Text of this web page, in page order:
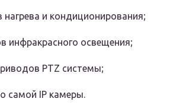
нагрева и кондиционирования;
инфракрасного освещения;
PTZ системы;
самой IP камеры.